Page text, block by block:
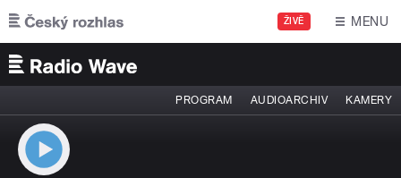
Přejít k hlavnímu obsahu
ŽIVĚ MENU
PROGRAM AUDIOARCHIV KAMERY